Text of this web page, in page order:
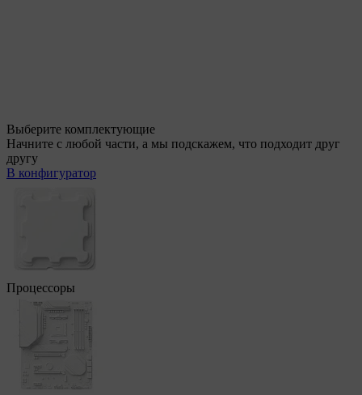
Выберите комплектующие
Начните с любой части, а мы подскажем, что подходит друг
другу
В конфигуратор
Процессоры